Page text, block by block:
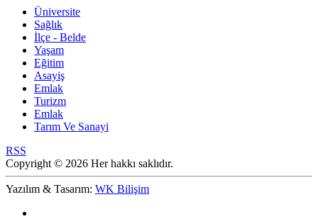
Üniversite
Sağlık
İlçe - Belde
Yaşam
Eğitim
Asayiş
Emlak
Turizm
Emlak
Tarım Ve Sanayi
RSS
Copyright © 2026 Her hakkı saklıdır.
Yazılım & Tasarım: WK Bilişim